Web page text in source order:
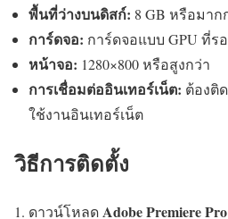
พื้นที่ว่างบนดิสก์: 8 GB หรือมาก
การ์ดจอ: การ์ดจอแบบ GPU ที่รอ
หน้าจอ: 1280×800 หรือสูงกว่า
การเชื่อมต่ออินเทอร์เน็ต: ต้องติ
ใช้งานอินเทอร์เน็ต
วิธีการติดตั้ง
ดาวน์โหลดAdobe Premiere